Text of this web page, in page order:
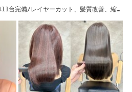
台完備/レイヤーカット、髪質改善、縮毛